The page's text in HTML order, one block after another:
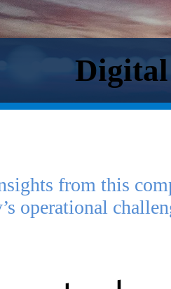
Digital
from this
operational